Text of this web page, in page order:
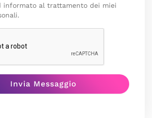
informato al trattamento dei miei